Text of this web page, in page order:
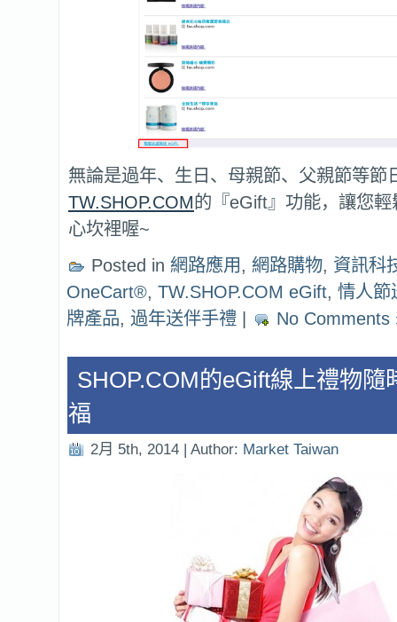
無論是過年、生日、母親節、父親節等節
TW.SHOP.COM的『eGift』功能，讓您
心坎裡喔~
Posted in 網路應用, 網路購物, 資訊科
OneCart®, TW.SHOP.COM eGift, 情人節
牌產品, 過年送伴手禮 No Comments
SHOP.COM的eGift線上禮物隨
福
2月 5th, 2014 | Author: Market Taiwan